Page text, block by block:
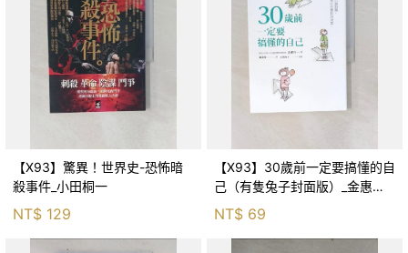
【X93】驚異！世界史-恐怖暗
殺事件_小田桐一
NT$ 129
【X93】30歲前一定要搞懂的自
己（有隻兔子封面版）_金惠男,
蕭素菁
NT$ 69